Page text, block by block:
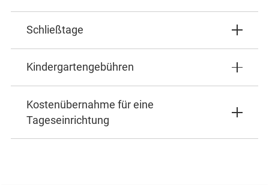
Schließtage
Kindergartengebühren
Kostenübernahme für eine
Tageseinrichtung